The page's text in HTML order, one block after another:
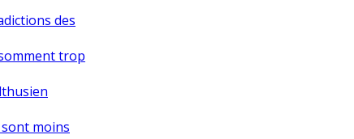
des
trop
moins